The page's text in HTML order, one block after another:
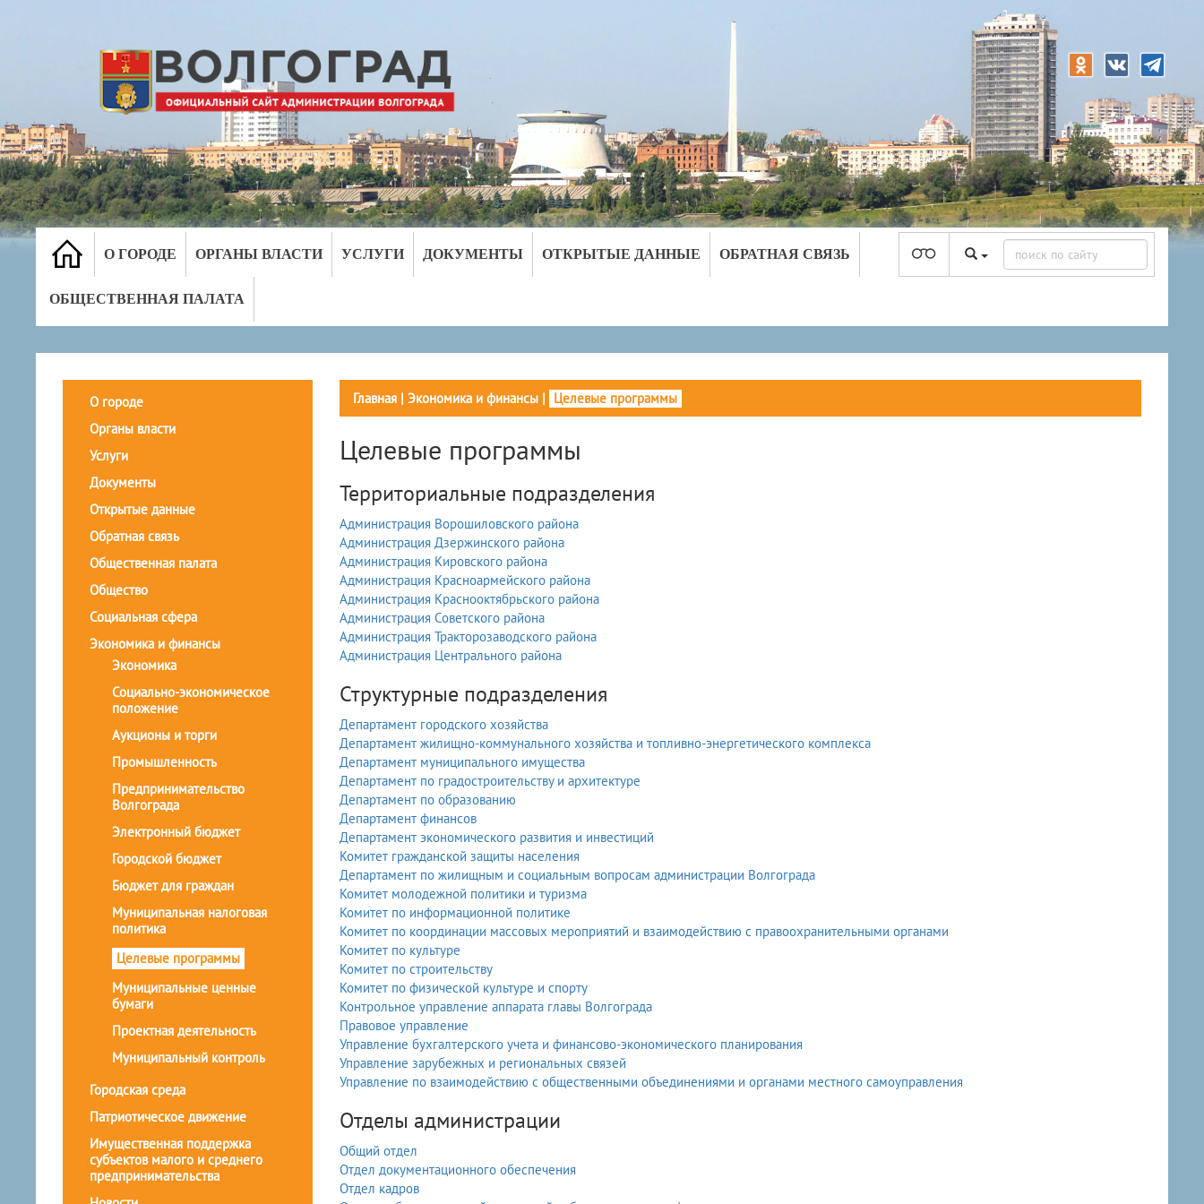
О ГОРОДЕ ОРГАНЫ ВЛАСТИ УСЛУГИ ДОКУМЕНТЫ ОТКРЫТЫЕ ДАННЫЕ ОБРАТНАЯ СВЯЗЬ
ОБЩЕСТВЕННАЯ ПАЛАТА
О городе
Органы власти
Услуги
Документы
Открытые данные
Обратная связь
Общественная палата
Общество
Социальная сфера
Экономика и финансы
Экономика
Социально-экономическое
положение
Аукционы и торги
Промышленность
Предпринимательство
Волгограда
Электронный бюджет
Городской бюджет
Бюджет для граждан
Муниципальная налоговая
политика
Целевые программы
Муниципальные ценные
бумаги
Проектная деятельность
Муниципальный контроль
Городская среда
Патриотическое движение
Имущественная поддержка
субъектов малого и среднего
предпринимательства
Главная| Экономика и финансы| Целевые программы
Целевые программы
Территориальные подразделения
Администрация Ворошиловского района
Администрация Дзержинского района
Администрация Кировского района
Администрация Красноармейского района
Администрация Краснооктябрьского района
Администрация Советского района
Администрация Тракторозаводского района
Администрация Центрального района
Структурные подразделения
Департамент городского хозяйства
Департамент жилищно-коммунального хозяйства и топливно-энергетического комплекса
Департамент муниципального имущества
Департамент по градостроительству и архитектуре
Департамент по образованию
Департамент финансов
Департамент экономического развития и инвестиций
Комитет гражданской защиты населения
Департамент по жилищным и социальным вопросам администрации Волгограда
Комитет молодежной политики и туризма
Комитет по информационной политике
Комитет по координации массовых мероприятий и взаимодействию с правоохранительными органами
Комитет по культуре
Комитет по строительству
Комитет по физической культуре и спорту
Контрольное управление аппарата главы Волгограда
Правовое управление
Управление бухгалтерского учета и финансово-экономического планирования
Управление зарубежных и региональных связей
Управление по взаимодействию с общественными объединениями и органами местного самоуправления
Отделы администрации
Общий отдел
Отдел документационного обеспечения
Отдел кадров